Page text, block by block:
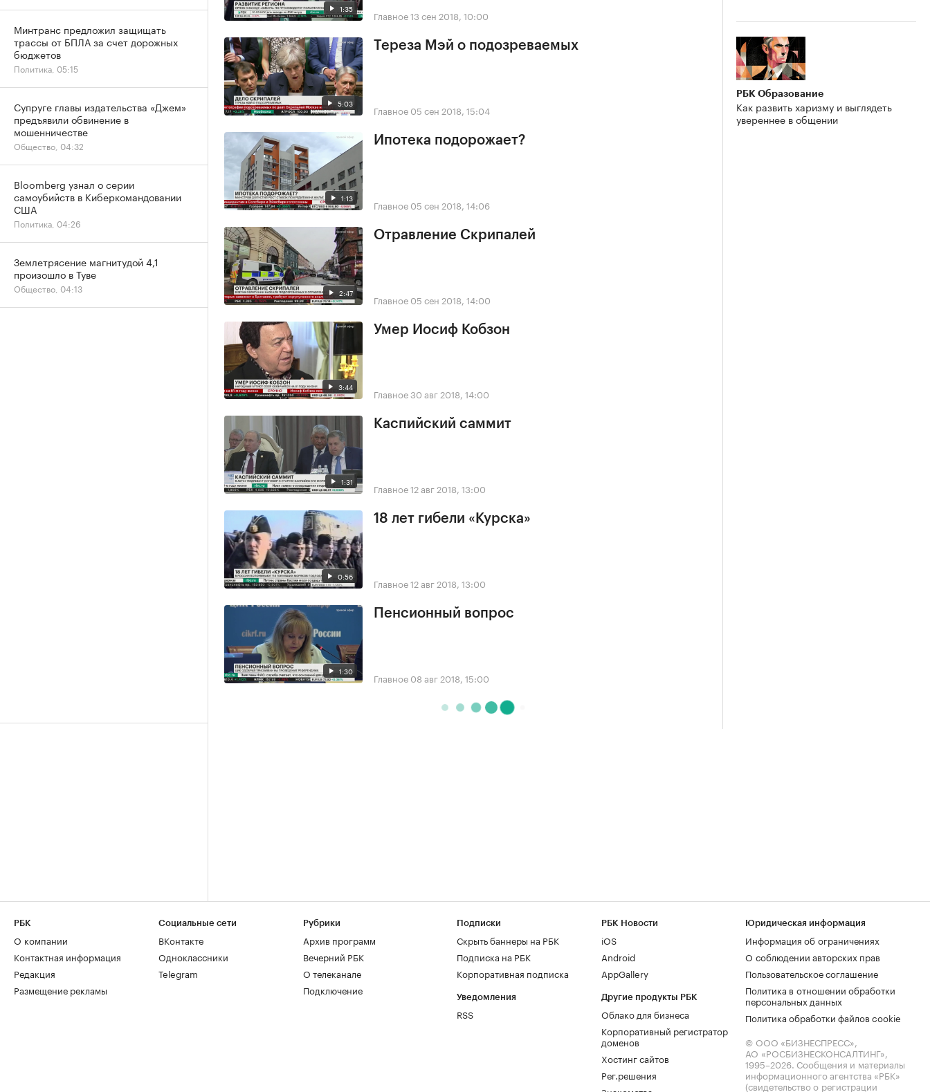
1:35 Главное13 сен 2018, 10:00
5:03
Тереза Мэй о подозреваемых
Главное 05 сен 2018, 15:04
1:13
Ипотека подорожает?
Главное 05 сен 2018, 14:06
2:47
Отравление Скрипалей
Главное 05 сен 2018, 14:00
3:44
Умер Иосиф Кобзон
Главное30 авг 2018, 14:00
1:31
Каспийский саммит
Главное12 авг 2018, 13:00
0:56
18 лет гибели «Курска»
Главное12 авг 2018, 13:00
1:30
Пенсионный вопрос
Главное 08 авг 2018, 15:00
РБК Образование
Как развить харизму и выглядеть
увереннее в общении
Минтранс предложил защищать
трассы от БПЛА за счет дорожных
бюджетов
Политика, 05:15
Супруге главы издательства «Джем»
предъявили обвинение в
мошенничестве
Общество, 04:32
Bloomberg узнал о серии
самоубийств в Киберкомандовании
США
Политика, 04:26
Землетрясение магнитудой 4,1
произошло в Туве
Общество, 04:13
РБК
О компании
Контактная информация
Редакция
Размещение рекламы
Социальные сети
ВКонтакте
Одноклассники
Telegram
Рубрики
Архив программ
Вечерний РБК
О телеканале
Подключение
Подписки
Скрыть баннеры на РБК
Подписка на РБК
Корпоративная подписка
Уведомления
RSS
РБК Новости
iOS
Android
AppGallery
Другие продукты РБК
Облако для бизнеса
Корпоративный регистратор
доменов
Хостинг сайтов
Рег.решения
Юридическая информация
Информация об ограничениях
О соблюдении авторских прав
Пользовательское соглашение
Политика в отношении обработки
персональных данных
Политика обработки файлов cookie
© ООО «БИЗНЕСПРЕСС»,
АО «РОСБИЗНЕСКОНСАЛТИНГ»,
1995–2026. Сообщения и материалы
информационного агентства «РБК»
(свидетельство о регистрации